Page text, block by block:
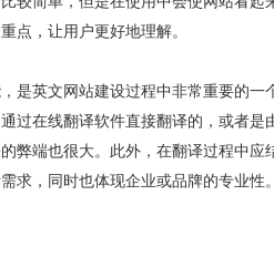
点，让用户更好地理解。
是英文网站建设过程中非常重要的
过在线翻译软件直接翻译的，或者是
弊端也很大。此外，在翻译过程中
求，同时也体现企业或品牌的专业性。